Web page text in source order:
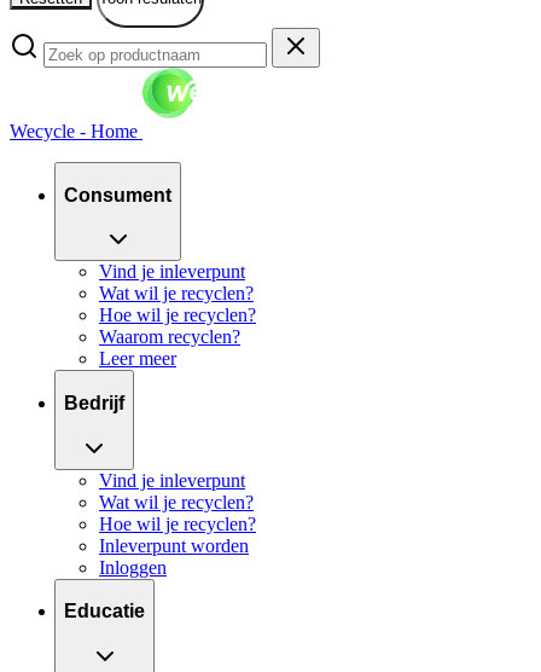
Wecycle - Home
Consument
Vind je inleverpunt
Wat wil je recyclen?
Hoe wil je recyclen?
Waarom recyclen?
Leer meer
Bedrijf
Vind je inleverpunt
Wat wil je recyclen?
Hoe wil je recyclen?
Inleverpunt worden
Inloggen
Educatie